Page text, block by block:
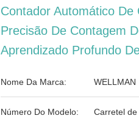
Contador Automático
Precisão De Contagem
Aprendizado Profundo
Nome Da Marca: WELLMAN
Número Do Modelo: Carretel de